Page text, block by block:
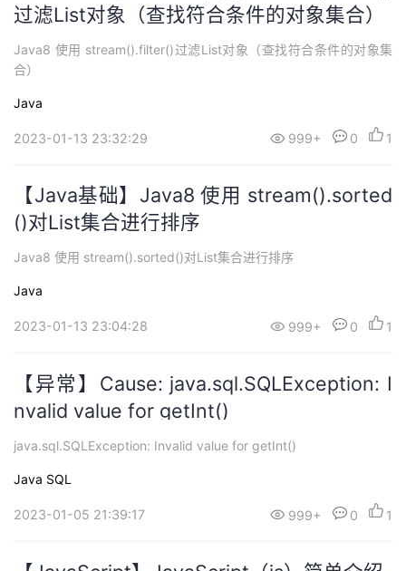
过滤List对象（查找符合条件的对象集合）
Java8 使用 stream().filter()过滤List对象（查找符合条件的对象集
合）
Java
2023-01-13 23:32:29 999+ 0 1
【Java基础】Java8 使用 stream().sorted
()对List集合进行排序
Java8 使用 stream().sorted()对List集合进行排序
Java
2023-01-13 23:04:28 999+ 0 1
【异常】Cause: java.sql.SQLException: I
nvalid value for getInt()
java.sql.SQLException: Invalid value for getInt()
Java SQL
2023-01-05 21:39:17 999+ 0 1